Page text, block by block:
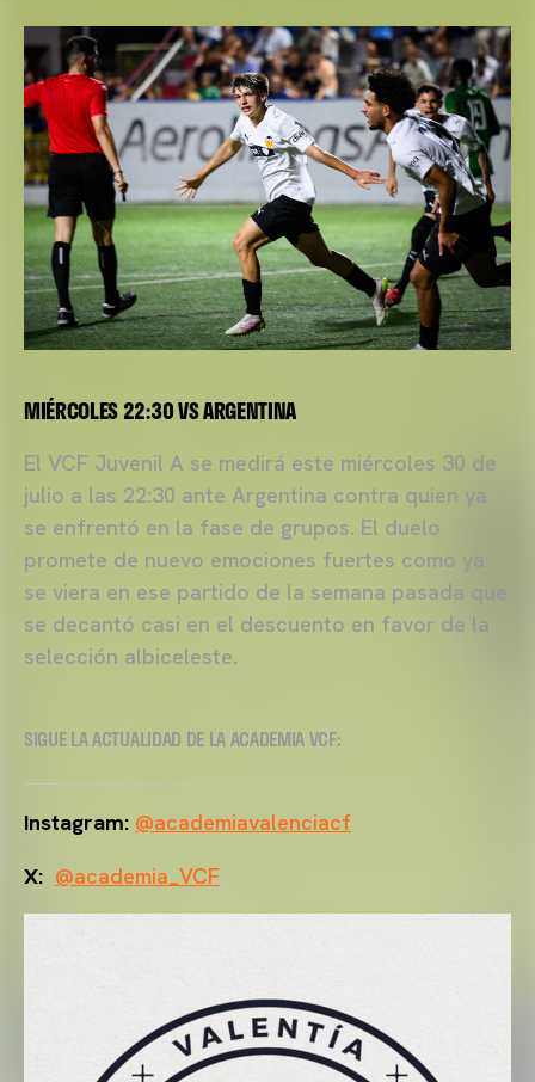
MIÉRCOLES 22:30 VS ARGENTINA
El VCF Juvenil A se medirá este miércoles 30 de
julio a las 22:30 ante Argentina contra quien ya
se enfrentó en la fase de grupos. El duelo
promete de nuevo emociones fuertes como ya
se viera en ese partido de la semana pasada que
se decantó casi en el descuento en favor de la
selección albiceleste.
SIGUE LA ACTUALIDAD DE LA ACADEMIA VCF:
Instagram: @academiavalenciacf
X: @academia_VCF